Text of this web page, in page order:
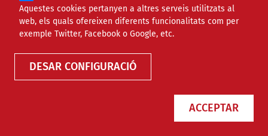
Aquestes cookies pertanyen a altres serveis utilitzats al
web, els quals ofereixen diferents funcionalitats com per
exemple Twitter, Facebook o Google, etc.
DESAR CONFIGURACIÓ
ACCEPTAR
Finançament
Tipus